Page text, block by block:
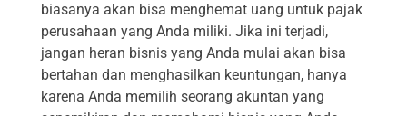
biasanya akan bisa menghemat uang untuk pajak
perusahaan yang Anda miliki. Jika ini terjadi,
jangan heran bisnis yang Anda mulai akan bisa
bertahan dan menghasilkan keuntungan, hanya
karena Anda memilih seorang akuntan yang